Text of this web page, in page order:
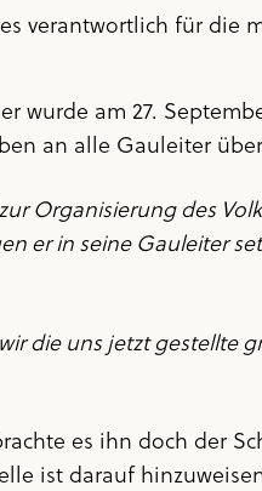
verantwortlich für
wurde am 27.
an alle Gauleiter
Organisierung des
er in seine Gauleiter
die uns jetzt gestellte
es ihn doch der
ist darauf